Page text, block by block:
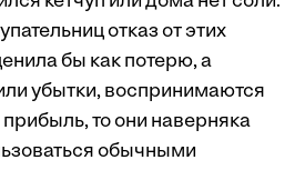
отказ от этих
бы как потерю, а
убытки, воспринимаются
то они наверняка
обычными